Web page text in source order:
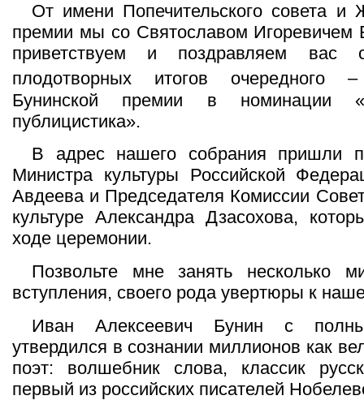
От имени Попечительского совета и
премии мы со Святославом Игоревичем
приветствуем и поздравляем вас
плодотворных итогов очередного
Бунинской премии в номинации
публицистика».
В адрес нашего собрания пришли
Министра культуры Российской
Авдеева и Председателя Комиссии
культуре Александра Дзасохова,
ходе церемонии.
Позвольте мне занять несколько
вступления, своего рода увертюры к
Иван Алексеевич Бунин с
утвердился в сознании миллионов как
поэт: волшебник слова, классик
первый из российских писателей